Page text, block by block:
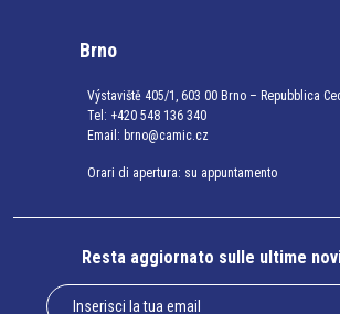
Brno
Výstaviště 405/1, 603 00 Brno – Repubblica
Tel: +420 548 136 340
Email: brno@camic.cz
Orari di apertura: su appuntamento
Resta aggiornato sulle ultime